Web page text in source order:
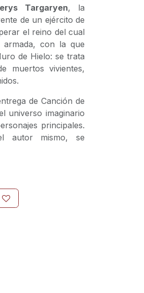
Targaryen, la
de un ejército de
el reino del cual
armada, con la que
de Hielo: se trata
muertos vivientes,
de Canción de
universo imaginario
principales.
autor mismo, se